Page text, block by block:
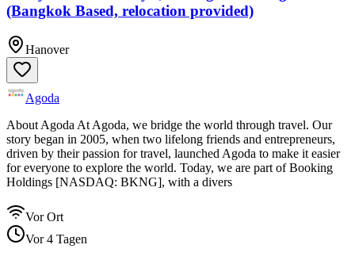
(Bangkok Based, relocation provided)
Hanover
Agoda
About Agoda At Agoda, we bridge the world through travel. Our
story began in 2005, when two lifelong friends and entrepreneurs,
driven by their passion for travel, launched Agoda to make it easier
for everyone to explore the world. Today, we are part of Booking
Holdings [NASDAQ: BKNG], with a divers
Vor Ort
Vor 4 Tagen